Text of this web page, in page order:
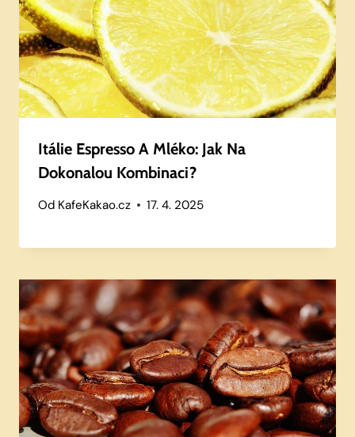
Itálie Espresso A Mléko: Jak Na
Dokonalou Kombinaci?
Od KafeKakao.cz 17. 4. 2025